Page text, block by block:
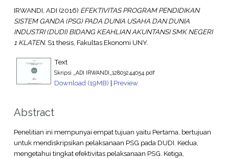
IRWANDI, ADI (2016) EFEKTIVITAS PROGRAM PENDIDIKAN
SISTEM GANDA (PSG) PADA DUNIA USAHA DAN DUNIA
INDUSTRI (DUDI) BIDANG KEAHLIAN AKUNTANSI SMK NEGERI
1 KLATEN. S1 thesis, Fakultas Ekonomi UNY.
Text
Skripsi _ADI IRWANDI_12803244054.pdf
Download (19MB) | Preview
Abstract
Penelitian ini mempunyai empat tujuan yaitu Pertama, bertujuan
untuk mendiskripsikan pelaksanaan PSG pada DUDI. Kedua,
mengetahui tingkat efektivitas pelaksanaan PSG. Ketiga,